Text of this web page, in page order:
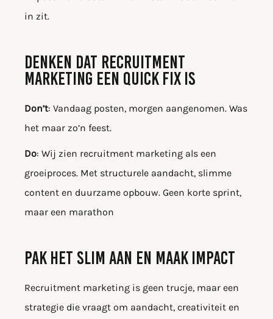
in zit.
DENKEN DAT RECRUITMENT
MARKETING EEN QUICK FIX IS
Don’t: Vandaag posten, morgen aangenomen. Was
het maar zo’n feest.
Do: Wij zien recruitment marketing als een
groeiproces. Met structurele aandacht, slimme
content en duurzame opbouw. Geen korte sprint,
maar een marathon
PAK HET SLIM AAN EN MAAK IMPACT
Recruitment marketing is geen trucje, maar een
strategie die vraagt om aandacht, creativiteit en